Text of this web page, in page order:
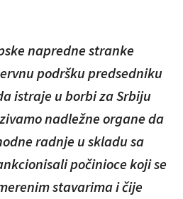
naprednestranke
podrškupredsedniku
istraje uborbizaSrbiju
nadležneorganeda
radnje uskladusa
počiniocekojise
stavarimaičije